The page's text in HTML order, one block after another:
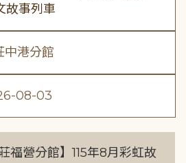
故事列車
中港分館
08-03
莊福營分館】115年8月彩虹故